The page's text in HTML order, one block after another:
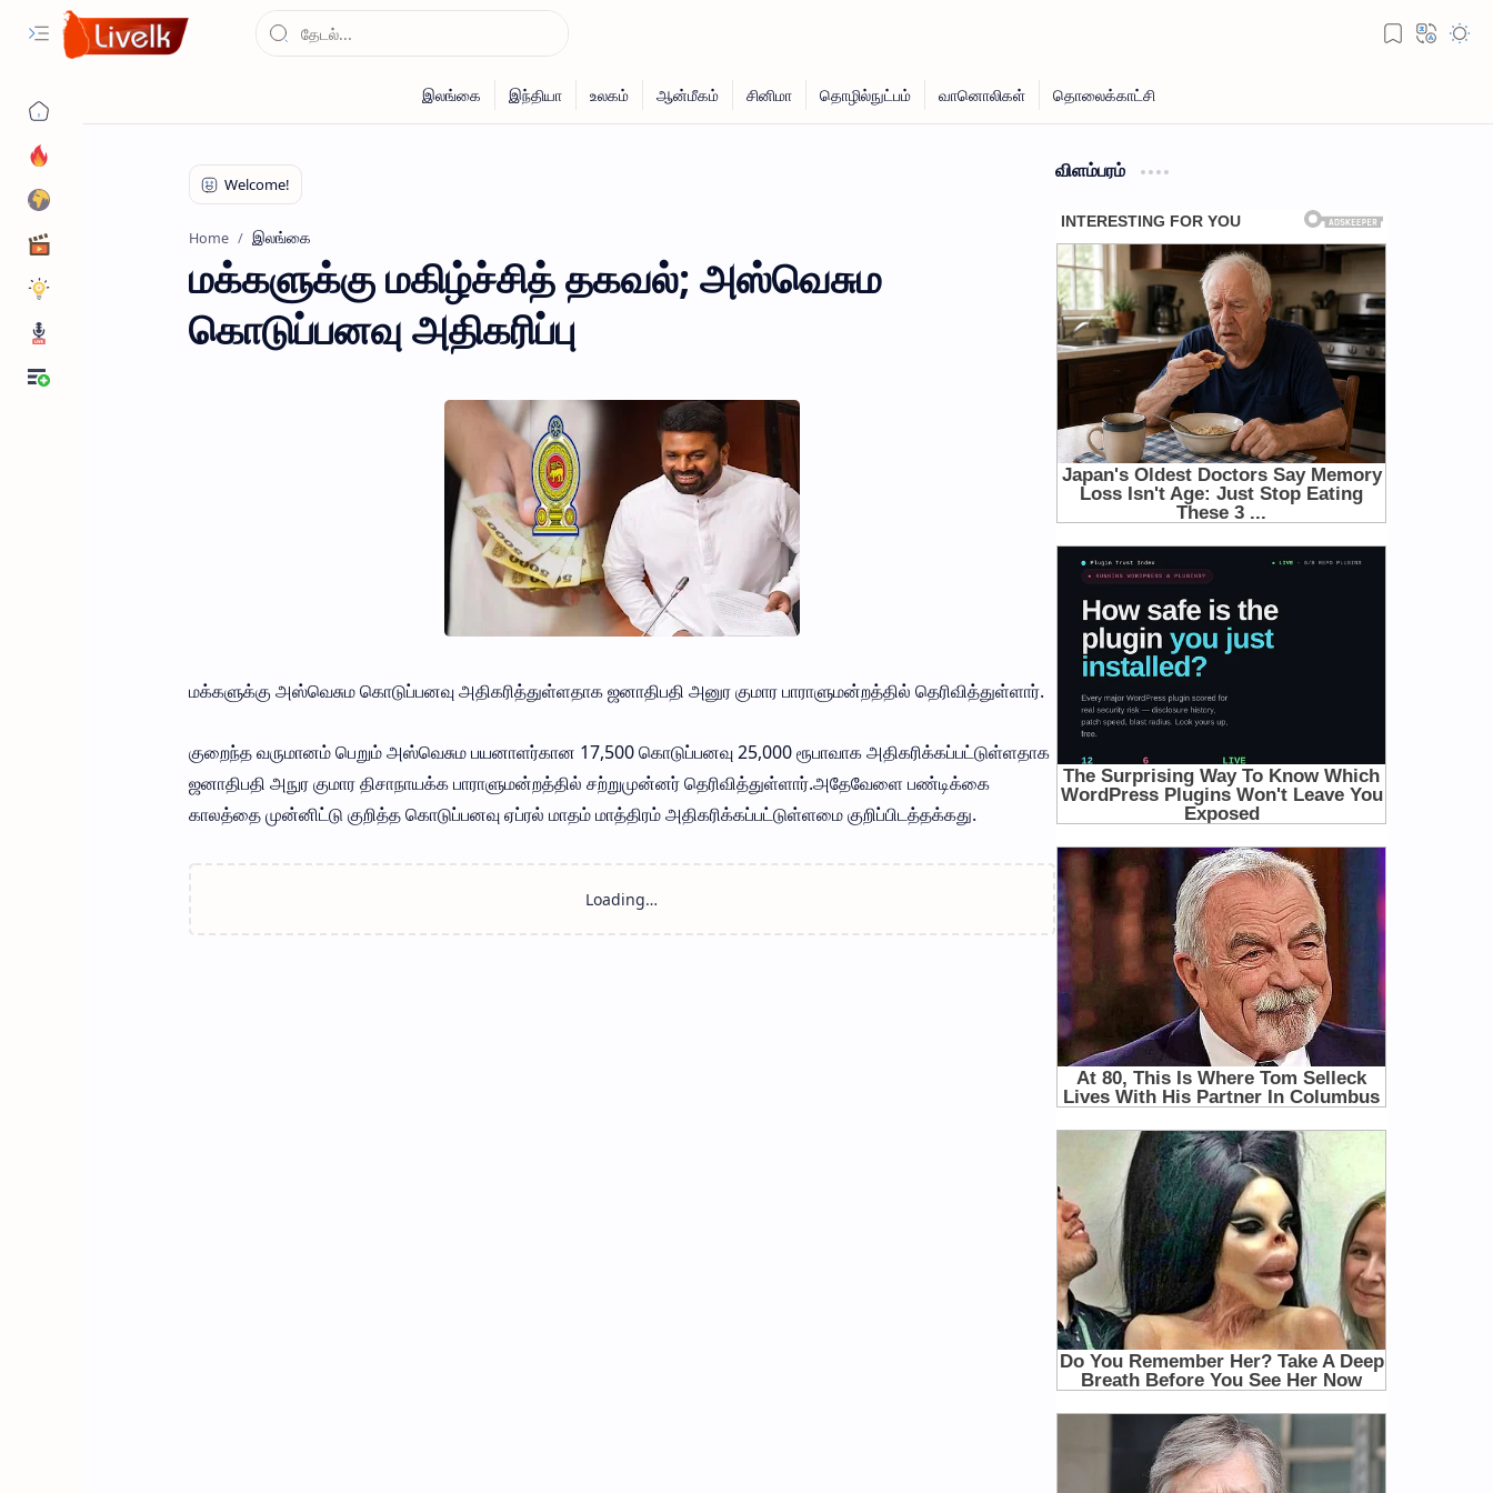
Home இலங்கை
மக்களுக்கு மகிழ்ச்சித் தகவல்; அஸ்வெசும
கொடுப்பனவு அதிகரிப்பு
மக்களுக்கு அஸ்வெசும கொடுப்பனவு அதிகரித்துள்ளதாக ஜனாதிபதி அனுர குமார பாராளுமன்றத்தில் தெரிவித்துள்ளார்.
குறைந்த வருமானம் பெறும் அஸ்வெசும பயனாளர்கான 17,500 கொடுப்பனவு 25,000 ரூபாவாக அதிகரிக்கப்பட்டுள்ளதாக
ஜனாதிபதி அநுர குமார திசாநாயக்க பாராளுமன்றத்தில் சற்றுமுன்னர் தெரிவித்துள்ளார்.அதேவேளை பண்டிக்கை
காலத்தை முன்னிட்டு குறித்த கொடுப்பனவு ஏப்ரல் மாதம் மாத்திரம் அதிகரிக்கப்பட்டுள்ளமை குறிப்பிடத்தக்கது.
விளம்பரம்